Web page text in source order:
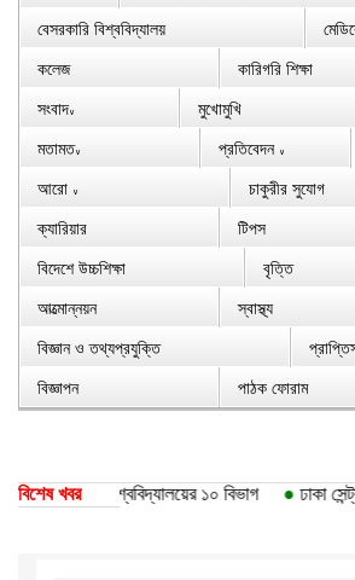
বেসরকারি বিশ্ববিদ্যালয়
কলেজ
কারিগরি শিক্ষা
সংবাদ∨
মুখোমুখি
মতামত∨ প্রতিবেদন ∨
আরো ∨
চাকুরীর সুযোগ
ক্যারিয়ার
টিপস
বিদেশে উচ্চশিক্ষা
বৃত্তি
আত্মোন্নয়ন
স্বাস্থ্য
বিজ্ঞান ও তথ্যপ্রযুক্তি
বিজ্ঞাপন
পাঠক ফোরাম
বিশেষ খবর
পেয়েছে ঢাকা বিশ্ববিদ্যালয়ের ১০ বিভাগ ঢাকা